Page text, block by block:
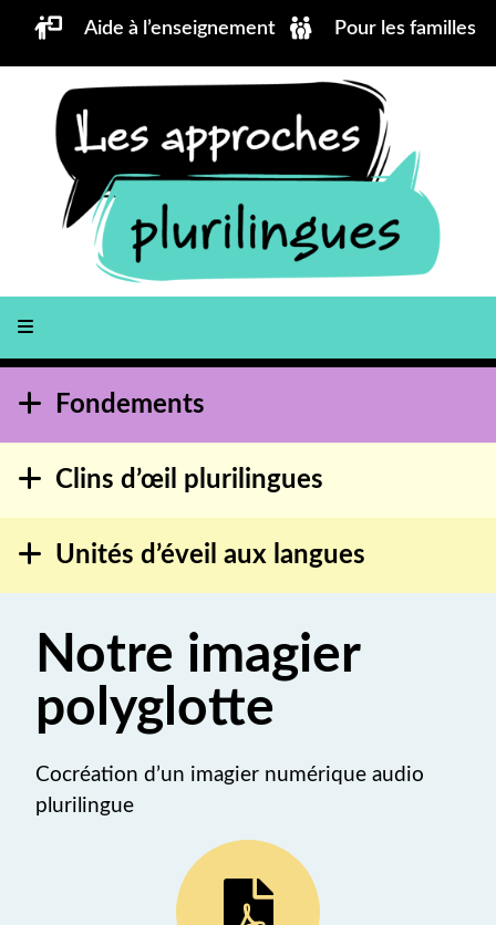
Aller au contenu principal
Aide à l’enseignement Pour les familles
Fondements
Clins d’œil plurilingues
Unités d’éveil aux langues
Notre imagier
polyglotte
Cocréation d’un imagier numérique audio
plurilingue